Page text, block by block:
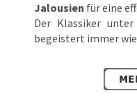
Jalousien für eine
Der Klassiker unter
begeistert immer